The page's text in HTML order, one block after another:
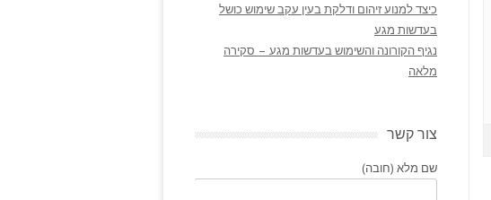
כיצד למנוע זיהום ודלקת בעין עקב שימוש כושל
בעדשות מגע
נגיף הקורונה והשימוש בעדשות מגע – סקירה
מלאה
צור קשר
שם מלא (חובה)